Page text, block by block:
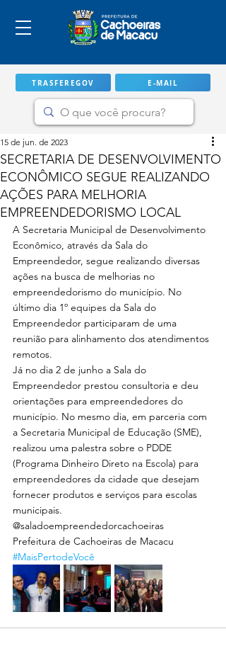
TRASFEREGOV E-MAIL
IMPORTANTE
SECRETARIA DE DESENVOLVIMENTO
ECONÔMICO SEGUE REALIZANDO
AÇÕES PARA MELHORIA
EMPREENDEDORISMO LOCAL
15 de jun. de 2023
A Secretaria Municipal de Desenvolvimento
Econômico, através da Sala do
Empreendedor, segue realizando diversas
ações na busca de melhorias no
empreendedorismo do município. No
último dia 1º equipes da Sala do
Empreendedor participaram de uma
reunião para alinhamento dos atendimentos
remotos.
Já no dia 2 de junho a Sala do
Empreendedor prestou consultoria e deu
orientações para empreendedores do
município. No mesmo dia, em parceria com
a Secretaria Municipal de Educação (SME),
realizou uma palestra sobre o PDDE
(Programa Dinheiro Direto na Escola) para
empreendedores da cidade que desejam
fornecer produtos e serviços para escolas
municipais.
@saladoempreendedorcachoeiras
Prefeitura de Cachoeiras de Macacu
#MaisPertodeVocê